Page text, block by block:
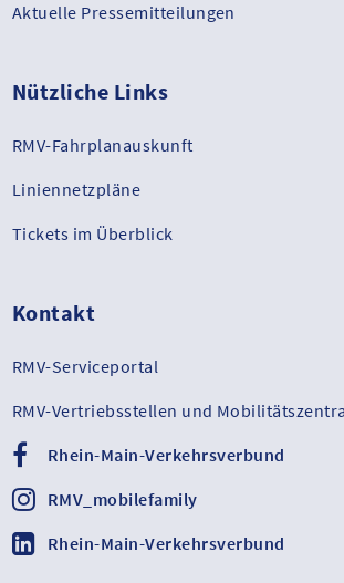
Aktuelle Pressemitteilungen
Nützliche Links
RMV-Fahrplanauskunft
Liniennetzpläne
Tickets im Überblick
Kontakt
RMV-Serviceportal
RMV-Vertriebsstellen und
Rhein-Main-Verkehrsverbund
RMV_mobilefamily
Rhein-Main-Verkehrsverbund